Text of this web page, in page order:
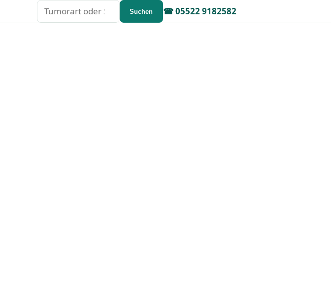
☎05522 9182582
Suchen Suchen